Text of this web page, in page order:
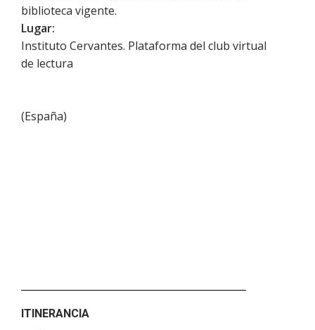
biblioteca vigente.
Lugar:
Instituto Cervantes. Plataforma del club virtual
de lectura
(España)
ITINERANCIA